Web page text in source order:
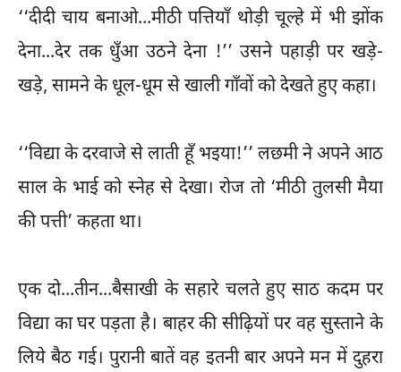
‘‘दीदी चाय बनाओ...मीठी पत्तियाँ थोड़ी चूल्हे में भी झोंक
देना...देर तक धुँआ उठने देना !’’ उसने पहाड़ी पर खड़े-
खड़े, सामने के धूल-धूम से खाली गाँवों को देखते हुए कहा।
‘‘विद्या के दरवाजे से लाती हूँ भइया!’’ लछमी ने अपने आठ
साल के भाई को स्नेह से देखा। रोज तो ‘मीठी तुलसी मैया
की पत्ती’ कहता था।
एक दो...तीन...बैसाखी के सहारे चलते हुए साठ कदम पर
विद्या का घर पड़ता है। बाहर की सीढ़ियों पर वह सुस्ताने के
लिये बैठ गई। पुरानी बातें वह इतनी बार अपने मन में दुहरा